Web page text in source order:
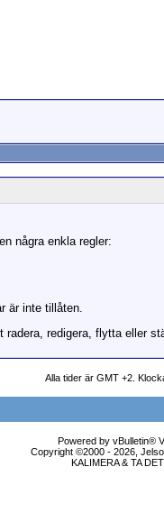
några enkla regler:
är inte tillåten.
redigera, flytta eller
Alla tider är GMT +2.
Powered by vBulletin®
Copyright ©2000 - 2026,
KALIMERA & TA